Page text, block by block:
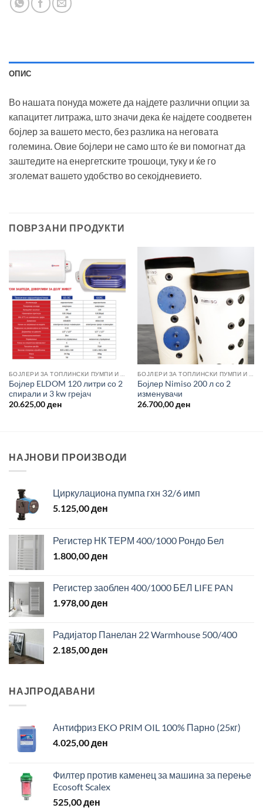
ОПИС
Во нашата понуда можете да најдете различни опции за
капацитет литража, што значи дека ќе најдете соодветен
бојлер за вашето место, без разлика на неговата
големина. Овие бојлери не само што ќе ви помогнат да
заштедите на енергетските трошоци, туку и ќе го
зголемат вашето удобство во секојдневието.
ПОВРЗАНИ ПРОДУКТИ
Бојлер ELDOM 120 литри со 2
спирали и 3 kw грејач
20.625,00ден
Бојлер Nimiso 200 л со 2
изменувачи
26.700,00ден
НАЈНОВИ ПРОИЗВОДИ
Циркулациона пумпа гхн 32/6 имп
5.125,00ден
Регистер НК ТЕРМ 400/1000 Рондо Бел
1.800,00ден
Регистер заоблен 400/1000 БЕЛ LIFE PAN
1.978,00ден
Радијатор Панелан 22 Warmhouse 500/400
2.185,00ден
НАЈПРОДАВАНИ
Антифриз EKO PRIM OIL 100% Парно (25кг)
4.025,00ден
Филтер против каменец за машина за перење
Ecosoft Scalex
525,00ден